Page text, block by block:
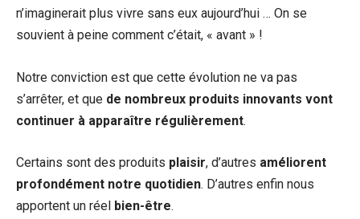
n’imaginerait plus vivre sans eux aujourd’hui … On se
souvient à peine comment c’était, « avant » !
Notre conviction est que cette évolution ne va pas
s’arrêter, et que de nombreux produits innovants vont
continuer à apparaître régulièrement.
Certains sont des produits plaisir, d’autres améliorent
profondément notre quotidien. D’autres enfin nous
apportent un réel bien-être.